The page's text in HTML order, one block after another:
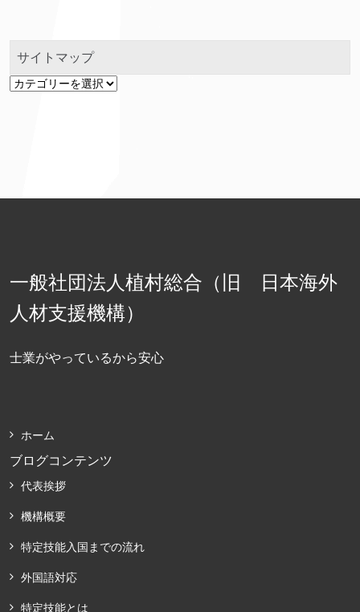
サイトマップ
サ
一般社団法人植村総合（旧 日本海外
人材支援機構）
士業がやっているから安心
ホーム
ブログコンテンツ
代表挨拶
機構概要
特定技能入国までの流れ
外国語対応
特定技能とは